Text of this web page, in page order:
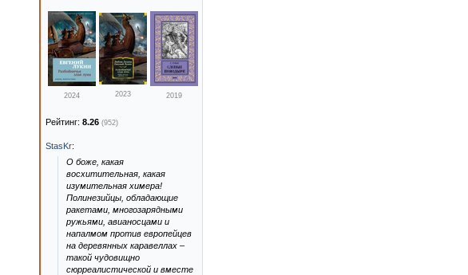
2024 2023 2019
Рейтинг: 8.26 (952)
StasKr:
О боже, какая
восхитительная, какая
изумительная химера!
Полинезийцы, обладающие
ракетами, многозарядными
ружьями, авианосцами и
напалмом против европейцев
на деревянных каравеллах –
такой чудовищно
сюрреалистической и вместе